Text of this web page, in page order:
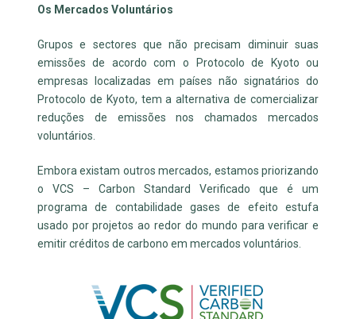
Os Mercados Voluntários
Grupos e sectores que não precisam diminuir suas
emissões de acordo com o Protocolo de Kyoto ou
empresas localizadas em países não signatários do
Protocolo de Kyoto, tem a alternativa de comercializar
reduções de emissões nos chamados mercados
voluntários.
Embora existam outros mercados, estamos priorizando
o VCS – Carbon Standard Verificado que é um
programa de contabilidade gases de efeito estufa
usado por projetos ao redor do mundo para verificar e
emitir créditos de carbono em mercados voluntários.